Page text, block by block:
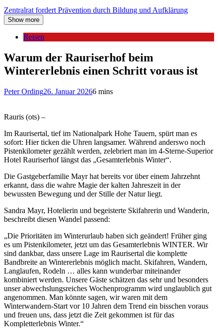
Zentralrat fordert Prävention durch Bildung und Aufklärung
Show more
Reisen
Warum der Rauriserhof beim
Wintererlebnis einen Schritt voraus ist
Peter Ording26. Januar 20266 mins
Rauris (ots) –
Im Raurisertal, tief im Nationalpark Hohe Tauern, spürt man es
sofort: Hier ticken die Uhren langsamer. Während anderswo noch
Pistenkilometer gezählt werden, zelebriert man im 4-Sterne-Superior
Hotel Rauriserhof längst das „Gesamterlebnis Winter“.
Die Gastgeberfamilie Mayr hat bereits vor über einem Jahrzehnt
erkannt, dass die wahre Magie der kalten Jahreszeit in der
bewussten Bewegung und der Stille der Natur liegt.
Sandra Mayr, Hotelierin und begeisterte Skifahrerin und Wanderin,
beschreibt diesen Wandel passend:
„Die Prioritäten im Winterurlaub haben sich geändert! Früher ging
es um Pistenkilometer, jetzt um das Gesamterlebnis WINTER. Wir
sind dankbar, dass unsere Lage im Raurisertal die komplette
Bandbreite an Wintererlebnis möglich macht. Skifahren, Wandern,
Langlaufen, Rodeln … alles kann wunderbar miteinander
kombiniert werden. Unsere Gäste schätzen das sehr und besonders
unser abwechslungsreiches Wochenprogramm wird unglaublich gut
angenommen. Man könnte sagen, wir waren mit dem
Winterwandern-Start vor 10 Jahren dem Trend ein bisschen voraus
und freuen uns, dass jetzt die Zeit gekommen ist für das
Kompletterlebnis Winter.“